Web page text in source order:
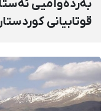
بەردەوامیی
قوتابیانی